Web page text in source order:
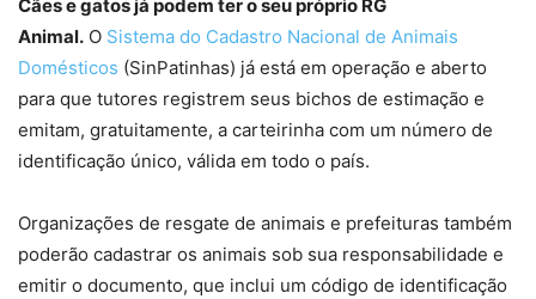
Cães e gatos já podem ter o seu próprio RG
Animal. O Sistema do Cadastro Nacional de Animais
Domésticos (SinPatinhas) já está em operação e aberto
para que tutores registrem seus bichos de estimação e
emitam, gratuitamente, a carteirinha com um número de
identificação único, válida em todo o país.
Organizações de resgate de animais e prefeituras também
poderão cadastrar os animais sob sua responsabilidade e
emitir o documento, que inclui um código de identificação